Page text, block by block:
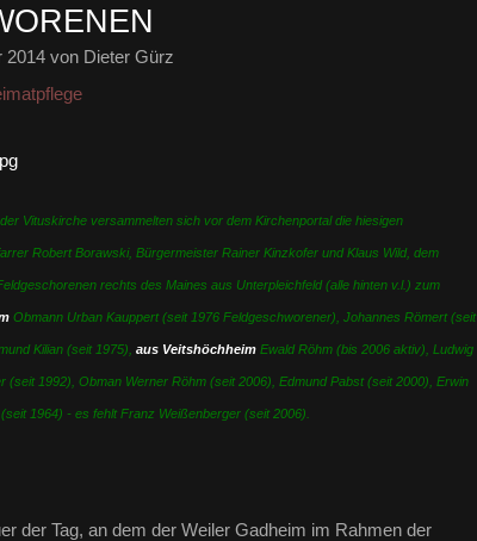
2014 von Dieter Gürz
Vituskirche versammelten sich vor dem Kirchenportal die hiesigen
Robert Borawski, Bürgermeister Rainer Kinzkofer und Klaus Wild, dem
rechts des Maines aus Unterpleichfeld (alle hinten v.l.) zum
Obmann Urban Kauppert (seit 1976 Feldgeschworener), Johannes Römert (seit
Kilian (seit 1975), aus Veitshöchheim Ewald Röhm (bis 2006 aktiv), Ludwig
(seit 1992), Obman Werner Röhm (seit 2006), Edmund Pabst (seit 2000), Erwin
1964) - es fehlt Franz Weißenberger (seit 2006).
der Tag, an dem der Weiler Gadheim im Rahmen der